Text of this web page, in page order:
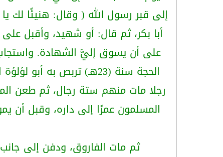
إلى قبر رسول الله ( وقال: هنيئًا لك
أبا بكر، ثم قال: أو شهيد، وأقبل
الحجة سنة (23هـ) تربص
رجلا مات منهم ستة رجال، ثم طعن
المسلمون عمرًا إلى داره، وقبل أن
ثم مات الفاروق، ودفن إلى